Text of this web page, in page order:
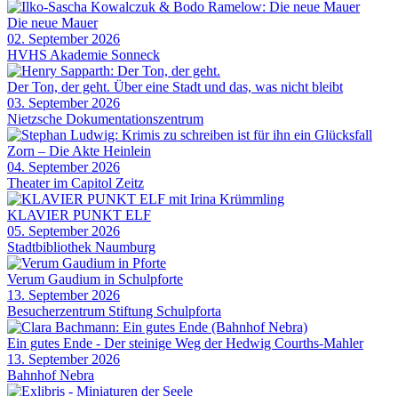
Die neue Mauer
02. September 2026
HVHS Akademie Sonneck
Der Ton, der geht. Über eine Stadt und das, was nicht bleibt
03. September 2026
Nietzsche Dokumentationszentrum
Zorn – Die Akte Heinlein
04. September 2026
Theater im Capitol Zeitz
KLAVIER PUNKT ELF
05. September 2026
Stadtbibliothek Naumburg
Verum Gaudium in Schulpforte
13. September 2026
Besucherzentrum Stiftung Schulpforta
Ein gutes Ende - Der steinige Weg der Hedwig Courths-Mahler
13. September 2026
Bahnhof Nebra